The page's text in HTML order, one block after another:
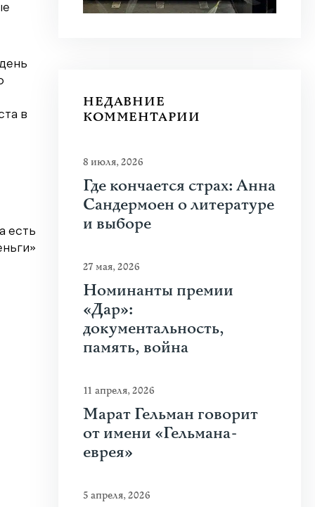
в
есть
НЕДАВНИЕ
КОММЕНТАРИИ
8 июля, 2026
Где кончается страх: Анна
Сандермоен о литературе
и выборе
27 мая, 2026
Номинанты премии
«Дар»:
документальность,
память, война
11 апреля, 2026
Марат Гельман говорит
от имени «Гельмана-
еврея»
5 апреля, 2026